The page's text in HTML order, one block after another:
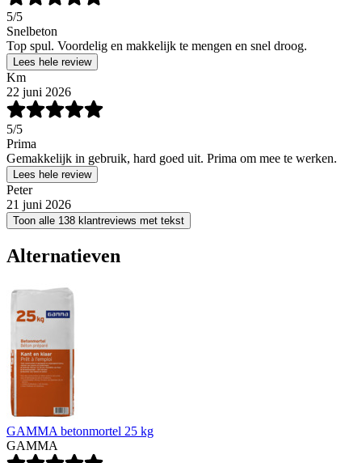
5/5
Snelbeton
Top spul. Voordelig en makkelijk te mengen en snel droog.
Lees hele review
Km
22 juni 2026
5/5
Prima
Gemakkelijk in gebruik, hard goed uit. Prima om mee te werken.
Lees hele review
Peter
21 juni 2026
Toon alle 138 klantreviews met tekst
Alternatieven
GAMMA betonmortel 25 kg
GAMMA